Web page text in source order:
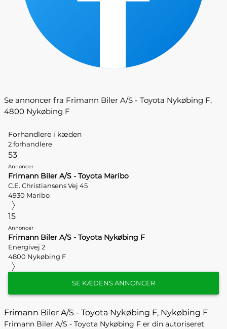
Se annoncer fra Frimann Biler A/S - Toyota Nykøbing F,
4800 Nykøbing F
Forhandlere i kæden
2 forhandlere
53
Annoncer
Frimann Biler A/S - Toyota Maribo
C.E. Christiansens Vej 45
4930 Maribo
15
Annoncer
Frimann Biler A/S - Toyota Nykøbing F
Energivej 2
4800 Nykøbing F
SE KÆDENS ANNONCER
Frimann Biler A/S - Toyota Nykøbing F, Nykøbing F
Frimann Biler A/S - Toyota Nykøbing F er din autoriseret